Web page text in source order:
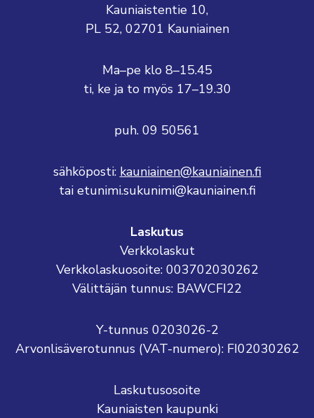
Kauniaistentie 10,
PL 52, 02701 Kauniainen
Ma–pe klo 8–15.45
ti, ke ja to myös 17–19.30
puh. 09 50561
sähköposti: kauniainen@kauniainen.fi
tai etunimi.sukunimi@kauniainen.fi
Laskutus
Verkkolaskut
Verkkolaskuosoite: 003702030262
Välittäjän tunnus: BAWCFI22
Y-tunnus 0203026-2
Arvonlisäverotunnus (VAT-numero): FI02030262
Laskutusosoite
Kauniaisten kaupunki